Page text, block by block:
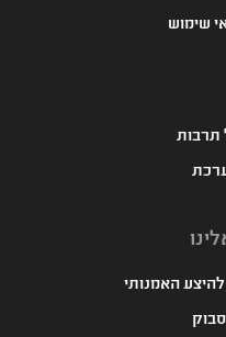
שימוש
תרבות
האמנותי